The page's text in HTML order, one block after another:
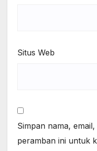
Situs Web
Simpan nama,
peramban ini untuk